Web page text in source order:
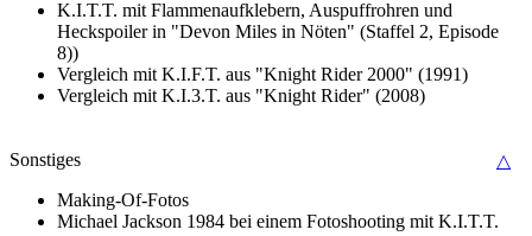
K.I.T.T. mit Flammenaufklebern, Auspuffrohren und
Heckspoiler in "Devon Miles in Nöten" (Staffel 2, Episode
8))
Vergleich mit K.I.F.T. aus "Knight Rider 2000" (1991)
Vergleich mit K.I.3.T. aus "Knight Rider" (2008)
Sonstiges
△
Making-Of-Fotos
Michael Jackson 1984 bei einem Fotoshooting mit K.I.T.T.